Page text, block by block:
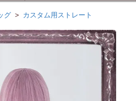
グ > カスタム用ストレート